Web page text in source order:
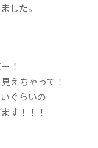
した。
！
えちゃって！
ぐらいの
す！！！